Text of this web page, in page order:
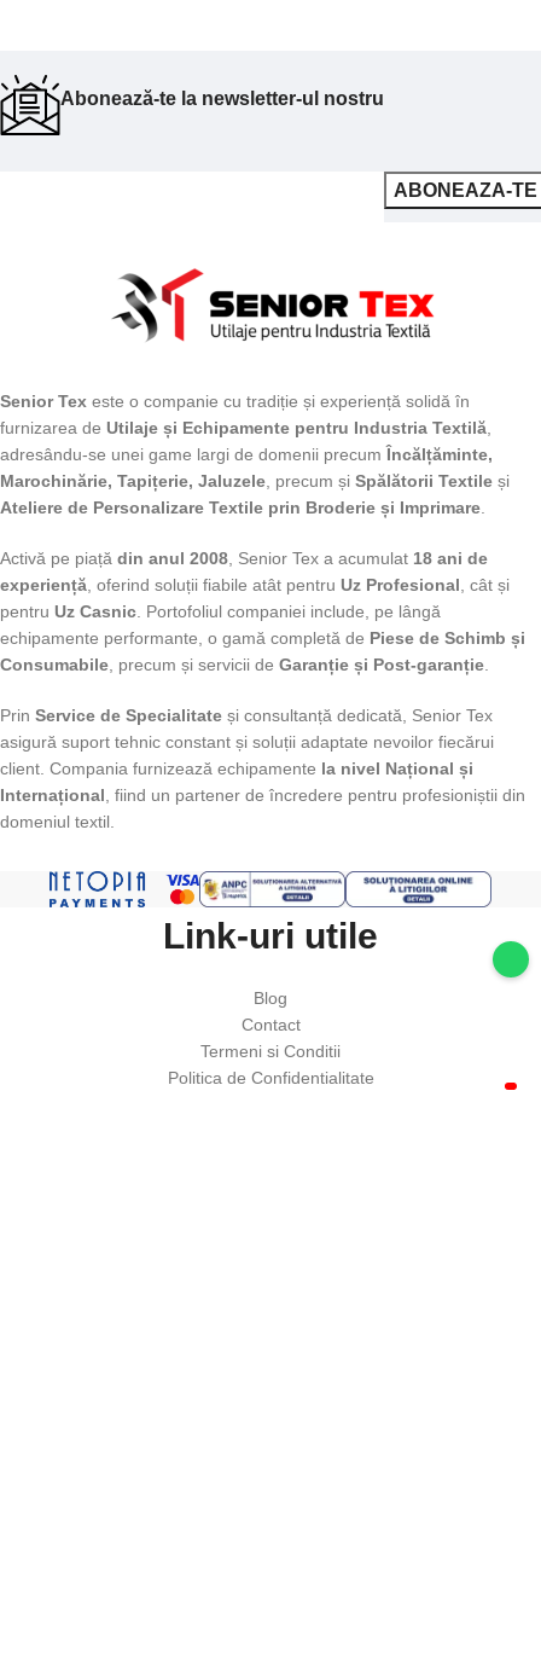
Abonează-te la newsletter-ul nostru
Senior Tex este o companie cu tradiție și experiență solidă în
furnizarea de Utilaje și Echipamente pentru Industria Textilă
adresându-se unei game largi de domenii precum Încălțăminte,
Marochinărie, Tapițerie, Jaluzele , precum și Spălătorii Textile și
Ateliere de Personalizare Textile prin Broderie și Imprimare
Activă pe piață din anul 2008 , Senior Tex a acumulat 18 ani de
experiență , oferind soluții fiabile atât pentru Uz Profesional , cât și
pentru Uz Casnic . Portofoliul companiei include, pe lângă
echipamente performante, o gamă completă de Piese de Schimb și
Consumabile , precum și servicii de Garanție și Post-garanție
Prin Service de Specialitate și consultanță dedicată, Senior Tex
asigură suport tehnic constant și soluții adaptate nevoilor fiecărui
client. Compania furnizează echipamente la nivel Național și
Internațional , fiind un partener de încredere pentru profesioniștii din
domeniul textil.
Link-uri utile
Blog
Contact
Termeni si Conditii
Politica de Confidentialitate